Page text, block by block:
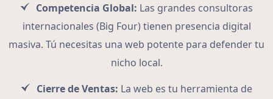
Competencia Global: Las grandes consultoras
internacionales (Big Four) tienen presencia digital
masiva. Tú necesitas una web potente para defender tu
nicho local.
Cierre de Ventas: La web es tu herramienta de